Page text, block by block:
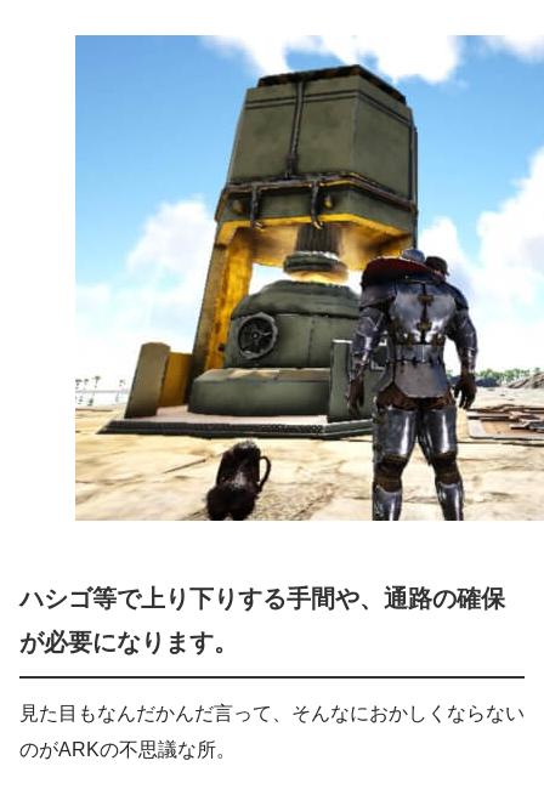
ハシゴ等で上り下りする手間や、通路の確保
が必要になります。
見た目もなんだかんだ言って、そんなにおかしくならない
のがARKの不思議な所。